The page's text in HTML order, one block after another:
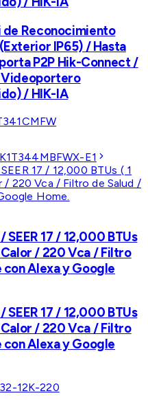
de Reconocimiento
IP65) / Hasta
P2P Hik-Connect /
Videoportero
/ HIK-IA
E1
17 / 12,000 BTUs
Calor / 220 Vca / Filtro
Alexa y Google
17 / 12,000 BTUs
Calor / 220 Vca / Filtro
Alexa y Google
12K-220